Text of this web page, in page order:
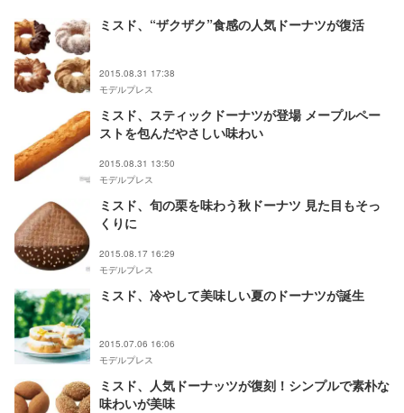
ミスド、“ザクザク”食感の人気ドーナツが復活
2015.08.31 17:38
モデルプレス
ミスド、スティックドーナツが登場 メープルペー
ストを包んだやさしい味わい
2015.08.31 13:50
モデルプレス
ミスド、旬の栗を味わう秋ドーナツ 見た目もそっ
くりに
2015.08.17 16:29
モデルプレス
ミスド、冷やして美味しい夏のドーナツが誕生
2015.07.06 16:06
モデルプレス
ミスド、人気ドーナッツが復刻！シンプルで素朴な
味わいが美味